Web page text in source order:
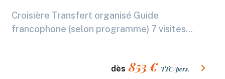
Croisière Transfert organisé Guide
francophone (selon programme) 7 visites...
dès 853 € TTC/pers.